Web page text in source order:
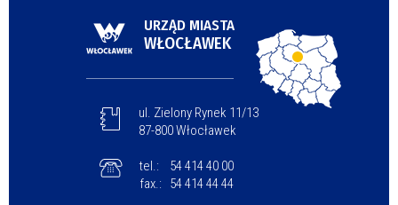
URZĄD MIASTA
WŁOCŁAWEK
ul. Zielony Rynek 11/13
87-800 Włocławek
tel.:
54 414 40 00
fax.:
54 414 44 44